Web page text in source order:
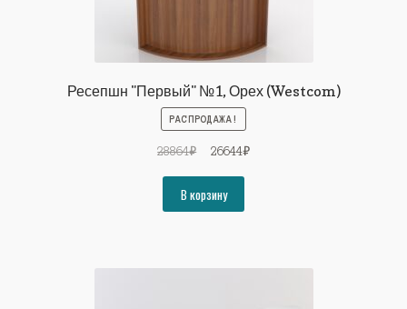
Ресепшн "Первый" №1, Орех (Westcom)
РАСПРОДАЖА!
28864₽
Первоначальная
составляла
28864₽.
26644₽Текущая
В корзину